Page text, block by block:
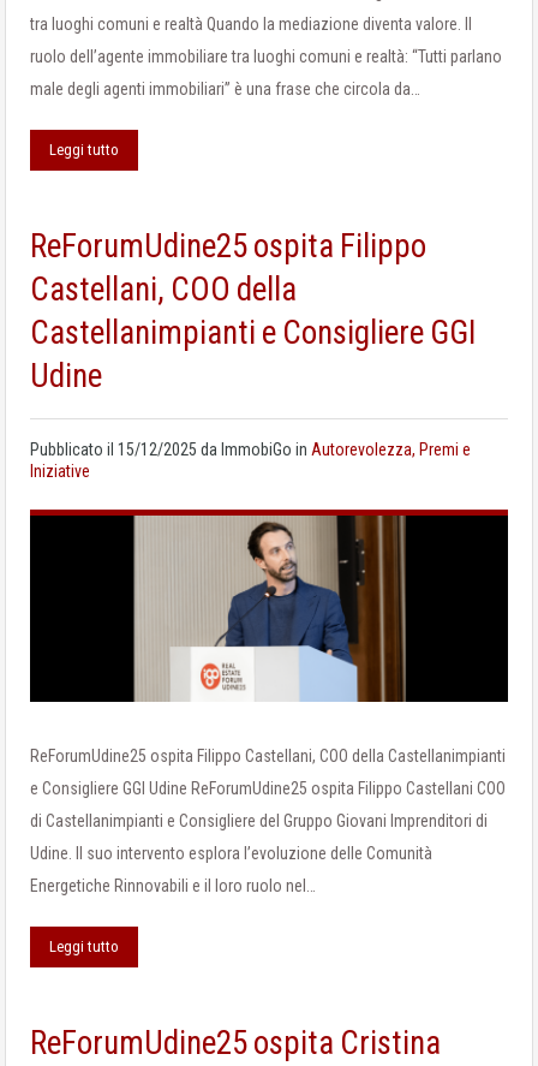
tra luoghi comuni e realtà Quando la mediazione diventa valore. Il
ruolo dell’agente immobiliare tra luoghi comuni e realtà: “Tutti parlano
male degli agenti immobiliari” è una frase che circola da…
Leggi tutto
ReForumUdine25 ospita Filippo
Castellani, COO della
Castellanimpianti e Consigliere GGI
Udine
Pubblicato il 15/12/2025 da ImmobiGo in Autorevolezza, Premi e
Iniziative
ReForumUdine25 ospita Filippo Castellani, COO della Castellanimpianti
e Consigliere GGI Udine ReForumUdine25 ospita Filippo Castellani COO
di Castellanimpianti e Consigliere del Gruppo Giovani Imprenditori di
Udine. Il suo intervento esplora l’evoluzione delle Comunità
Energetiche Rinnovabili e il loro ruolo nel…
Leggi tutto
ReForumUdine25 ospita Cristina